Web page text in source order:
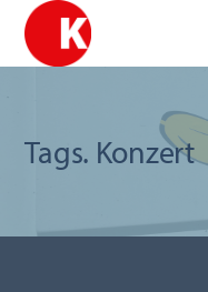
Tags. Konzert